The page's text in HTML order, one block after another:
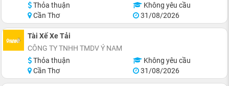
Thỏa thuận
Không yêu cầu
Cần Thơ
31/08/2026
Tài Xế Xe Tải
CÔNG TY TNHH TMDV Ý NAM
Thỏa thuận
Không yêu cầu
Cần Thơ
31/08/2026